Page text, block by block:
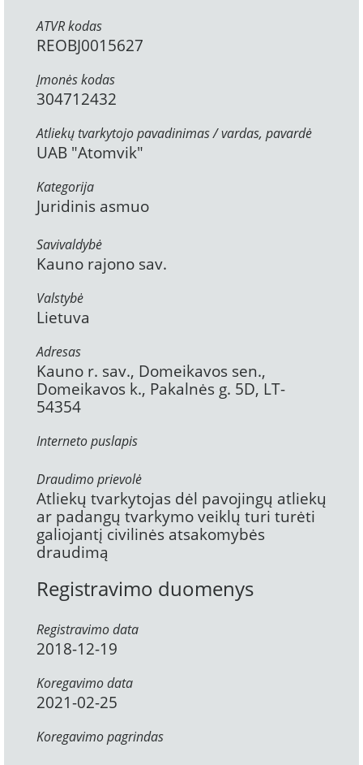
ATVR kodas
REOBJ0015627
Įmonės kodas
304712432
Atliekų tvarkytojo pavadinimas / vardas, pavardė
UAB "Atomvik"
Kategorija
Juridinis asmuo
Savivaldybė
Kauno rajono sav.
Valstybė
Lietuva
Adresas
Kauno r. sav., Domeikavos sen.,
Domeikavos k., Pakalnės g. 5D, LT-
54354
Interneto puslapis
Draudimo prievolė
Atliekų tvarkytojas dėl pavojingų atliekų
ar padangų tvarkymo veiklų turi turėti
galiojantį civilinės atsakomybės
draudimą
Registravimo duomenys
Registravimo data
2018-12-19
Koregavimo data
2021-02-25
Koregavimo pagrindas